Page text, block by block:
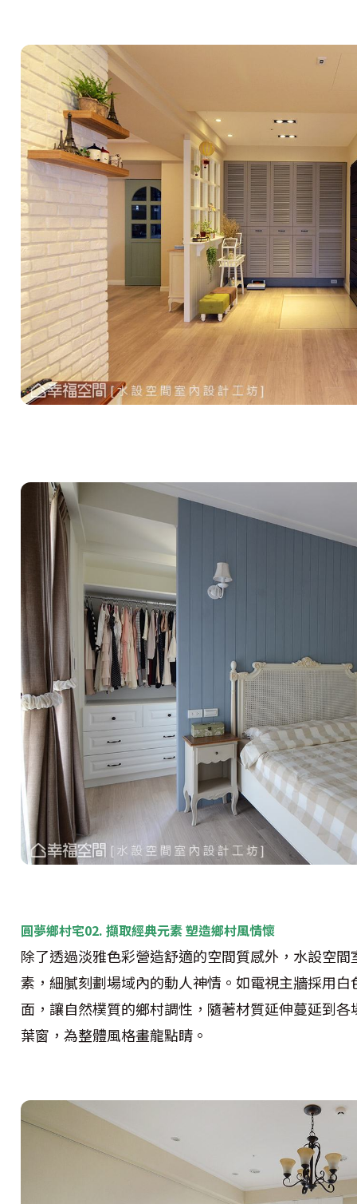
圓夢鄉村宅02. 擷取經典元素 塑造鄉村風情懷
除了透過淡雅色彩營造舒適的空間質感外，水設空
素，細膩刻劃場域內的動人神情。如電視主牆採用
面，讓自然樸質的鄉村調性，隨著材質延伸蔓延到
葉窗，為整體風格畫龍點睛。